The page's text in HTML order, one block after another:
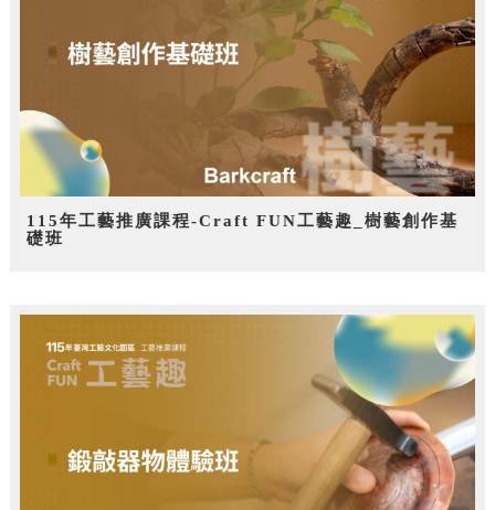
115年工藝推廣課程-Craft FUN工藝趣_樹藝創作基
礎班